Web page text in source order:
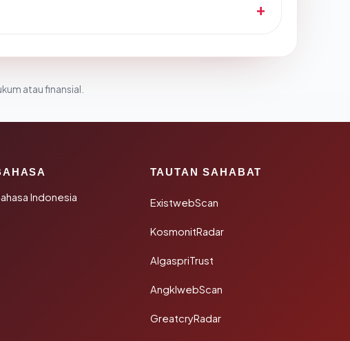
atau finansial.
Indonesia
TAUTAN SAHABAT
ExistwebScan
KosmonitRadar
AlgaspriTrust
AngklwebScan
GreatcryRadar